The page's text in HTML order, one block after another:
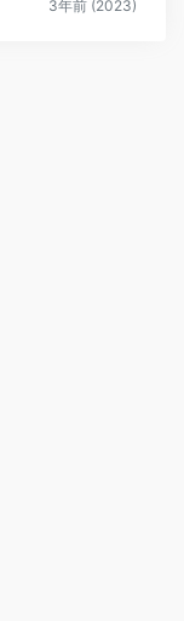
3年前 (2023)